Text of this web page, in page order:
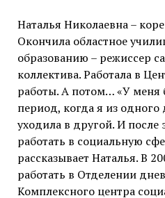
Наталья Николаевна –
Окончила областное
образованию – режиссер
коллектива. Работала в
работы. А потом… «У меня
период, когда я из одного
уходила в другой. И после
работать в социальную
рассказывает Наталья. В
работать в Отделении
Комплексного центра